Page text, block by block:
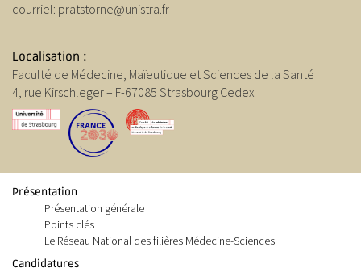
courriel: pratstorne@unistra.fr
Localisation :
Faculté de Médecine, Maïeutique et Sciences de la Santé
4, rue Kirschleger – F-67085 Strasbourg Cedex
Présentation
Présentation générale
Points clés
Le Réseau National des filières Médecine-Sciences
Candidatures